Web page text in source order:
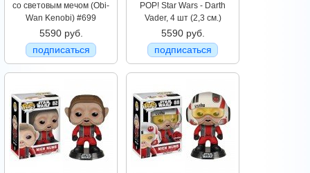
со световым мечом (Obi-
Wan Kenobi) #699
5590 руб.
подписаться
POP! Star Wars - Darth
Vader, 4 шт (2,3 см.)
5590 руб.
подписаться